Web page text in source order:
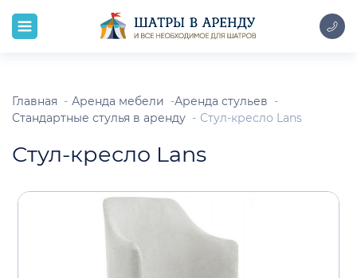
Главная Аренда мебели
Аренда стульев
Стандартные стулья в аренду
Стул-кресло Lans
Стул-кресло Lans